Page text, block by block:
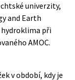
univerzity,
and Earth
při
AMOC.
v období, kdy je